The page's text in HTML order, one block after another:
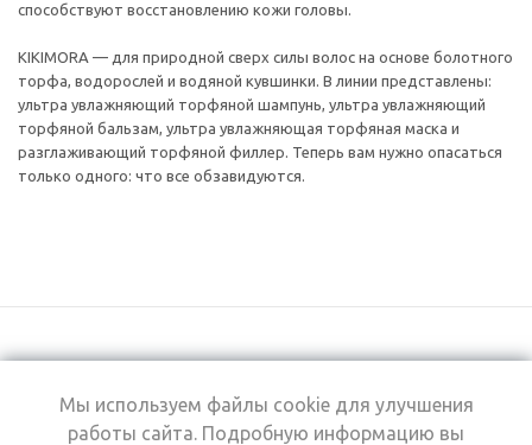
способствуют восстановлению кожи головы.
KIKIMORA — для природной сверх силы волос на основе болотного
торфа, водорослей и водяной кувшинки. В линии представлены:
ультра увлажняющий торфяной шампунь, ультра увлажняющий
торфяной бальзам, ультра увлажняющая торфяная маска и
разглаживающий торфяной филлер. Теперь вам нужно опасаться
только одного: что все обзавидуются.
+7 (495) 969-0950
Мы используем файлы cookie для улучшения
работы сайта. Подробную информацию вы